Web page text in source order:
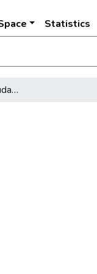
Statistics
Pestkörnyékből - Új-Budapest